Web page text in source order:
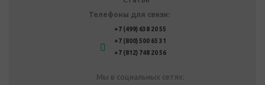
Телефоны для связи:
+7 (499) 638 20 55
+7 (800) 500 65 31
+7 (812) 748 20 56
Мы в социальных сетях: